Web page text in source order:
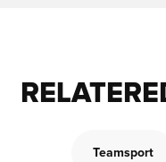
Teamsport